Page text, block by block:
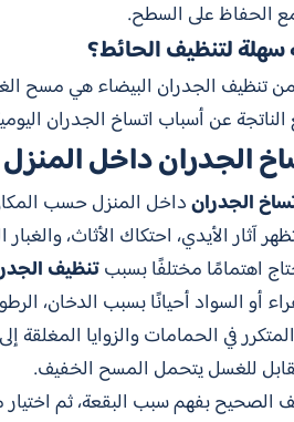
الحفاظ على السطح.
لتنظيف الحائط؟
الجدران البيضاء هي مسح
الناتجة عن أسباب اتساخ الجدران
الجدران داخل المنزل
الجدرانداخل المنزل حسب
آثار الأيدي، احتكاك الأثاث،
اهتمامًا مختلفًا بسببتنظيف
أو السواد أحيانًا بسبب الدخان،
في الحمامات والزوايا
للغسل يتحمل المسح الخفيف.
الصحيح بفهم سبب البقعة، ثم اختيار